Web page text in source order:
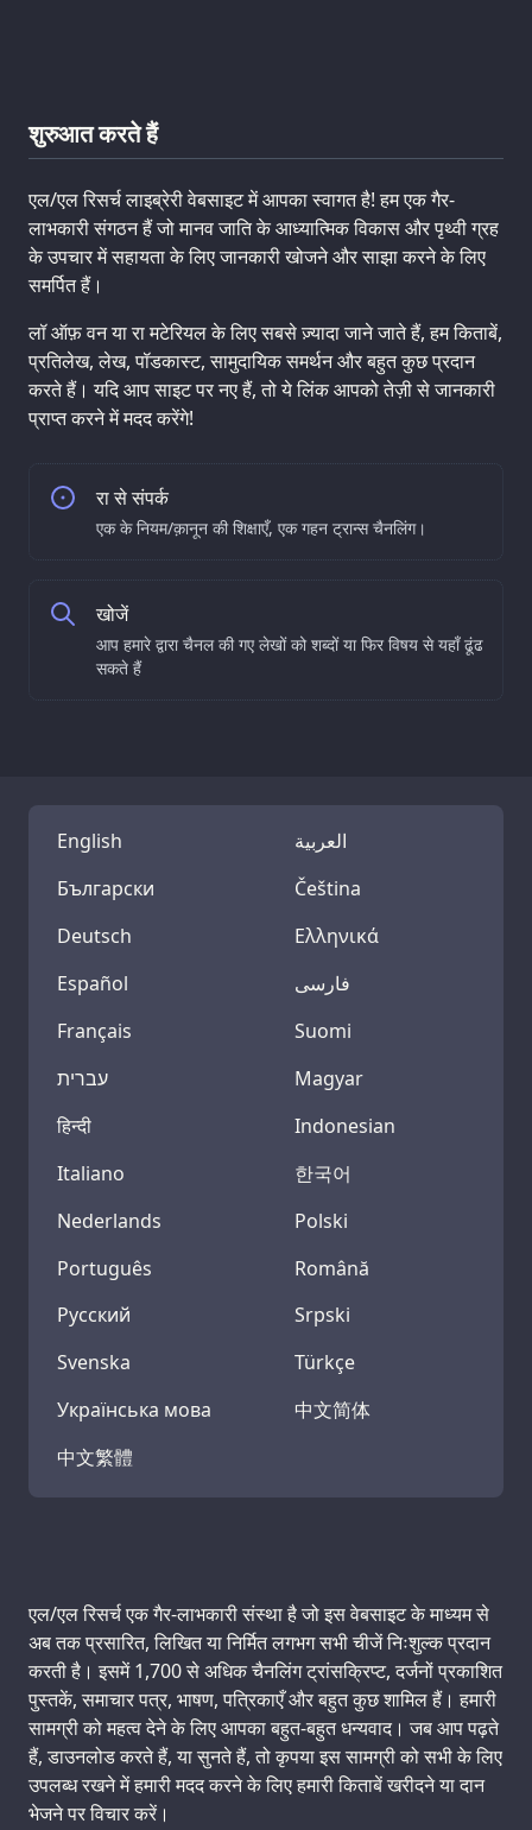
शुरुआत करते हैं
एल/एल रिसर्च लाइब्रेरी वेबसाइट में आपका स्वागत है! हम एक गैर-
लाभकारी संगठन हैं जो मानव जाति के आध्यात्मिक विकास और पृथ्वी ग्रह
के उपचार में सहायता के लिए जानकारी खोजने और साझा करने के लिए
समर्पित हैं।
लॉ ऑफ़ वन या रा मटेरियल के लिए सबसे ज़्यादा जाने जाते हैं, हम किताबें,
प्रतिलेख, लेख, पॉडकास्ट, सामुदायिक समर्थन और बहुत कुछ प्रदान
करते हैं। यदि आप साइट पर नए हैं, तो ये लिंक आपको तेज़ी से जानकारी
प्राप्त करने में मदद करेंगे!
रा से संपर्क
एक के नियम/क़ानून की शिक्षाएँ, एक गहन ट्रान्स चैनलिंग।
खोजें
आप हमारे द्वारा चैनल की गए लेखों को शब्दों या फिर विषय से यहाँ ढूंढ
सकते हैं
English
العربية
Български
Čeština
Deutsch
Ελληνικά
Español
فارسی
Français
Suomi
עברית
Magyar
हिन्दी
Indonesian
Italiano
한국어
Nederlands
Polski
Português
Română
Русский
Srpski
Svenska
Türkçe
Українська мова
中文简体
中文繁體
Support us:
एल/एल रिसर्च एक गैर-लाभकारी संस्था है जो इस वेबसाइट के माध्यम से
अब तक प्रसारित, लिखित या निर्मित लगभग सभी चीजें निःशुल्क प्रदान
करती है। इसमें 1,700 से अधिक चैनलिंग ट्रांसक्रिप्ट, दर्जनों प्रकाशित
पुस्तकें, समाचार पत्र, भाषण, पत्रिकाएँ और बहुत कुछ शामिल हैं। हमारी
सामग्री को महत्व देने के लिए आपका बहुत-बहुत धन्यवाद। जब आप पढ़ते
हैं, डाउनलोड करते हैं, या सुनते हैं, तो कृपया इस सामग्री को सभी के लिए
उपलब्ध रखने में हमारी मदद करने के लिए हमारी किताबें खरीदने या दान
भेजने पर विचार करें।